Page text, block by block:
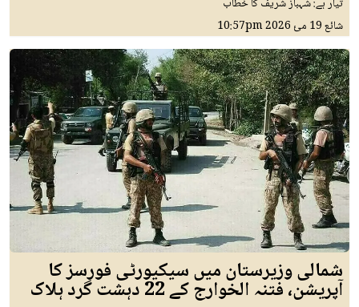
شائع19 مئ 2026 10:57pm
شمالی وزیرستان میں سیکیورٹی فورسز کا
آپریشن، فتنہ الخوارج کے 22 دہشت گرد ہلاک